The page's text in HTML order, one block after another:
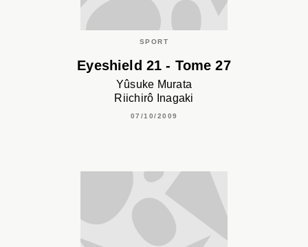
SPORT
Eyeshield 21 - Tome 27
Yûsuke Murata
Riichirô Inagaki
07/10/2009